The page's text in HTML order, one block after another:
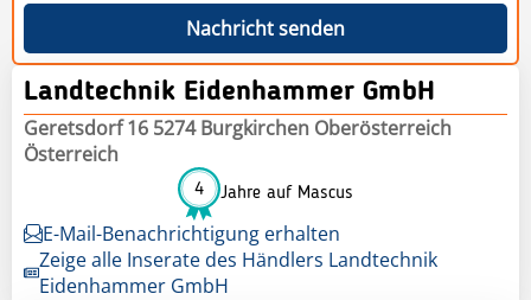
Nachricht senden
Landtechnik Eidenhammer GmbH
Geretsdorf 16 5274 Burgkirchen Oberösterreich
Österreich
4 Jahre auf Mascus
E-Mail-Benachrichtigung erhalten
Zeige alle Inserate des Händlers Landtechnik
Eidenhammer GmbH